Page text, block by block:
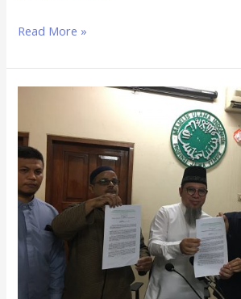
Read More »
Desak
Cina
Hentikan
Penindasan
Terhadap
Muslim
Uigur